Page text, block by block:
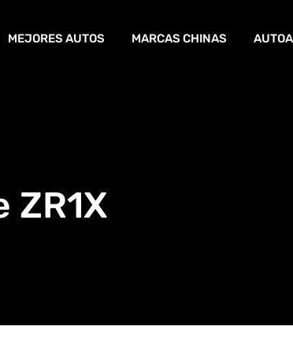
MEJORES AUTOS MARCAS CHINAS